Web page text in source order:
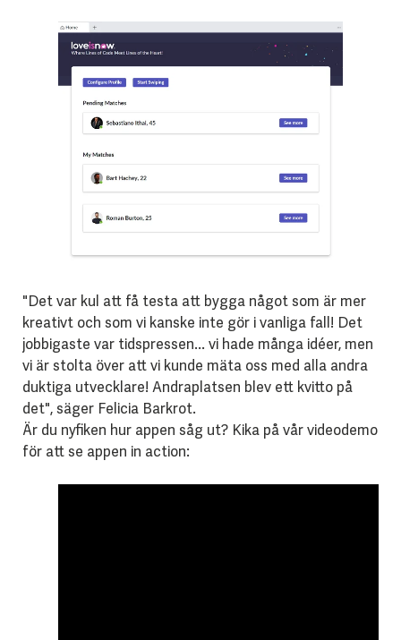
"Det var kul att få testa att bygga något som är mer
kreativt och som vi kanske inte gör i vanliga fall! Det
jobbigaste var tidspressen... vi hade många idéer, men
vi är stolta över att vi kunde mäta oss med alla andra
duktiga utvecklare! Andraplatsen blev ett kvitto på
det", säger Felicia Barkrot.
Är du nyfiken hur appen såg ut? Kika på vår videodemo
för att se appen in action: